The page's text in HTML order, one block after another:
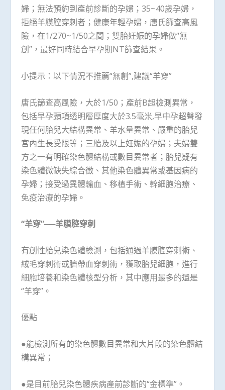
婦；無法預約到產前診斷的孕婦；35~40歲孕婦，
拒絕羊膜腔穿刺者；健康年輕孕婦，唐氏篩查高風
險，在1/270~1/50之間；雙胎妊娠的孕婦做“無
創”，最好同時結合早孕期NT篩查結果。
小提示：以下情況不推薦“無創”,建議“羊穿”
唐氏篩查高風險，大於1/50；產前B超檢測異常，
包括早孕頸項透明層厚度大於3.5毫米,早中孕超聲發
現任何胎兒大結構異常、羊水量異常、嚴重的胎兒
宮內生長受限等；三胎及以上妊娠的孕婦；夫婦雙
方之一有明確染色體結構或數目異常者；胎兒疑有
染色體微缺失綜合徵、其他染色體異常或基因病的
孕婦；接受過異體輸血、移植手術、幹細胞治療、
免疫治療的孕婦。
“羊穿”──羊膜腔穿刺
有創性胎兒染色體檢測，包括通過羊膜腔穿刺術、
絨毛穿刺術或臍帶血穿刺術，獲取胎兒細胞，進行
細胞培養和染色體核型分析，其中應用最多的還是
“羊穿”。
優點
●能檢測所有的染色體數目異常和大片段的染色體結
構異常；
●是目前胎兒染色體疾病產前診斷的“金標準”。